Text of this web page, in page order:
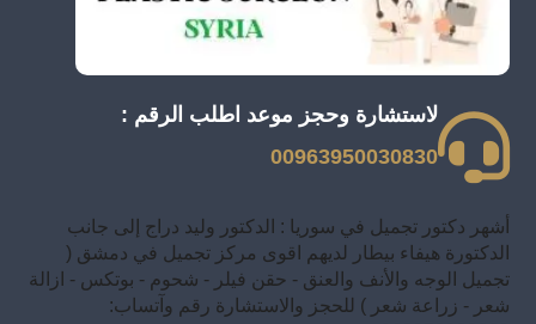
لاستشارة وحجز موعد اطلب الرقم :
00963950030830
أشهر دكتور تجميل في سوريا : الدكتور وليد دراج إلى جانب
الدكتورة هيفاء بيطار لديهم اقوى مركز تجميل في دمشق (
تجميل الوجه والأنف والعنق - حقن فيلر - شحوم - بوتكس - ازالة
شعر - زراعة شعر ) للحجز والاستشارة رقم وآتساب: